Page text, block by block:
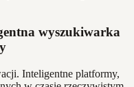
wyszukiwarka
Inteligentne platformy,